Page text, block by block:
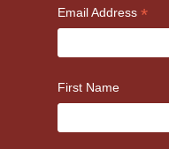
Email Address *
First Name